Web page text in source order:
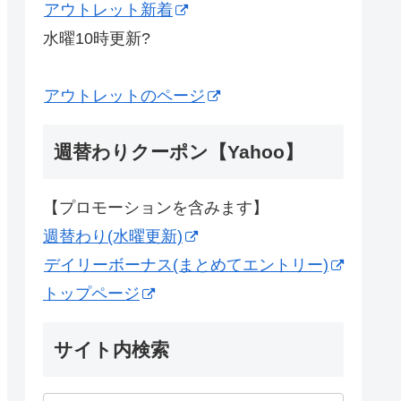
アウトレット新着
水曜10時更新?
アウトレットのページ
週替わりクーポン【Yahoo】
【プロモーションを含みます】
週替わり(水曜更新)
デイリーボーナス(まとめてエントリー)
トップページ
サイト内検索